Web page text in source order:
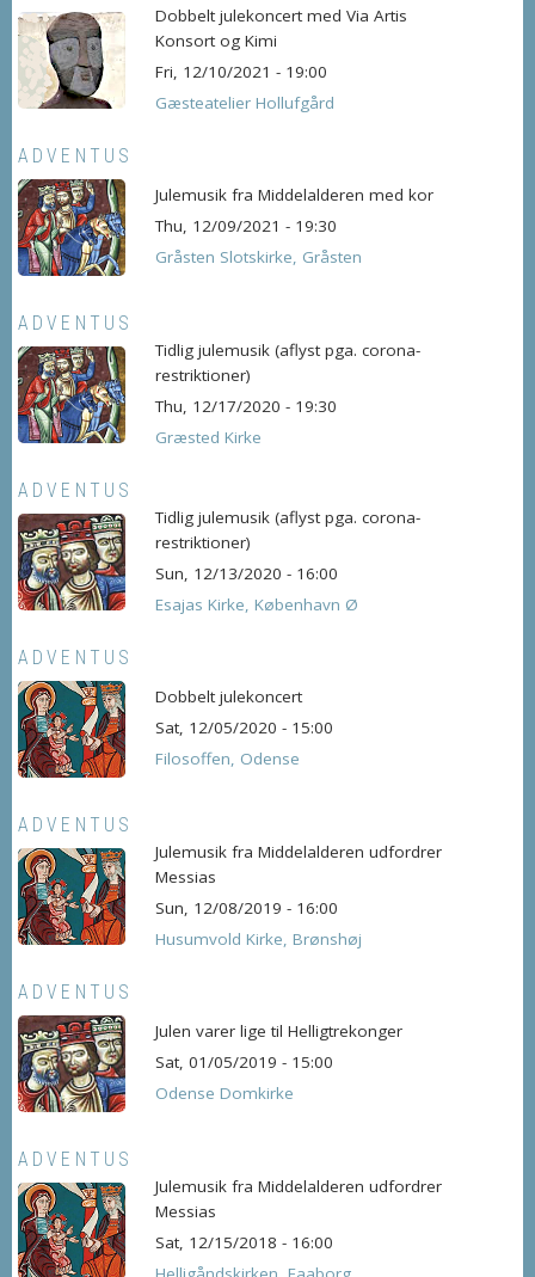
Dobbelt julekoncert med Via Artis
Konsort og Kimi
Fri, 12/10/2021 - 19:00
Gæsteatelier Hollufgård
ADVENTUS
Julemusik fra Middelalderen med kor
Thu, 12/09/2021 - 19:30
Gråsten Slotskirke, Gråsten
ADVENTUS
Tidlig julemusik (aflyst pga. corona-
restriktioner)
Thu, 12/17/2020 - 19:30
Græsted Kirke
ADVENTUS
Tidlig julemusik (aflyst pga. corona-
restriktioner)
Sun, 12/13/2020 - 16:00
Esajas Kirke, København Ø
ADVENTUS
Dobbelt julekoncert
Sat, 12/05/2020 - 15:00
Filosoffen, Odense
ADVENTUS
Julemusik fra Middelalderen udfordrer
Messias
Sun, 12/08/2019 - 16:00
Husumvold Kirke, Brønshøj
ADVENTUS
Julen varer lige til Helligtrekonger
Sat, 01/05/2019 - 15:00
Odense Domkirke
ADVENTUS
Julemusik fra Middelalderen udfordrer
Messias
Sat, 12/15/2018 - 16:00